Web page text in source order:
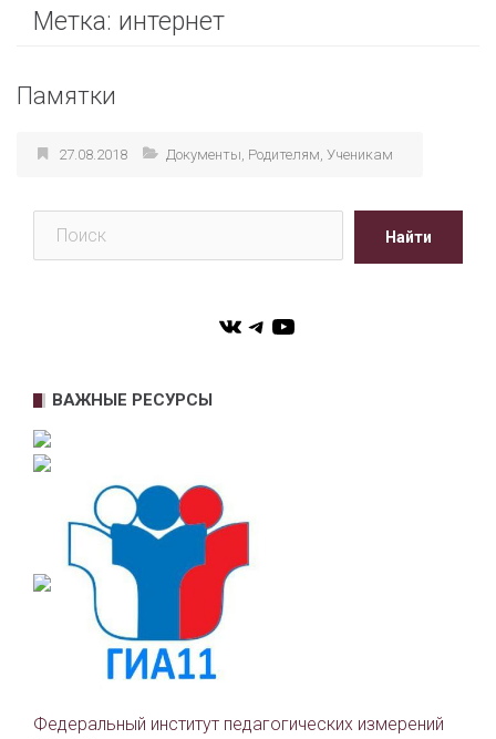
Метка: интернет
Памятки
27.08.2018 Документы, Родителям, Ученикам
Найти
VKTelegram
YouTube
ВАЖНЫЕ РЕСУРСЫ
Федеральный институт педагогических измерений